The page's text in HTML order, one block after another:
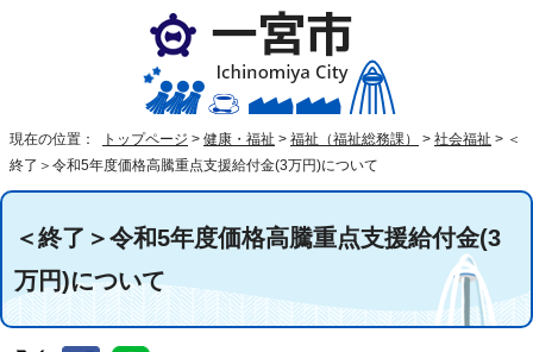
現在の位置： トップページ > 健康・福祉 > 福祉（福祉総務課） > 社会福祉 > ＜
終了＞令和5年度価格高騰重点支援給付金(3万円)について
＜終了＞令和5年度価格高騰重点支援給付金(3
万円)について